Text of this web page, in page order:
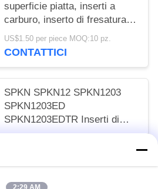
superficie piatta, inserti a
carburo, inserto di fresatura
per l'elaborazione di acciaio in
lega dura, acciaio inossidabile
US$1.50 per piece MOQ:10 pz.
CONTATTICI
SPKN SPKN12 SPKN1203
SPKN1203ED
SPKN1203EDTR Inserti di
cermet fresatura e tornitura
2:29 AM